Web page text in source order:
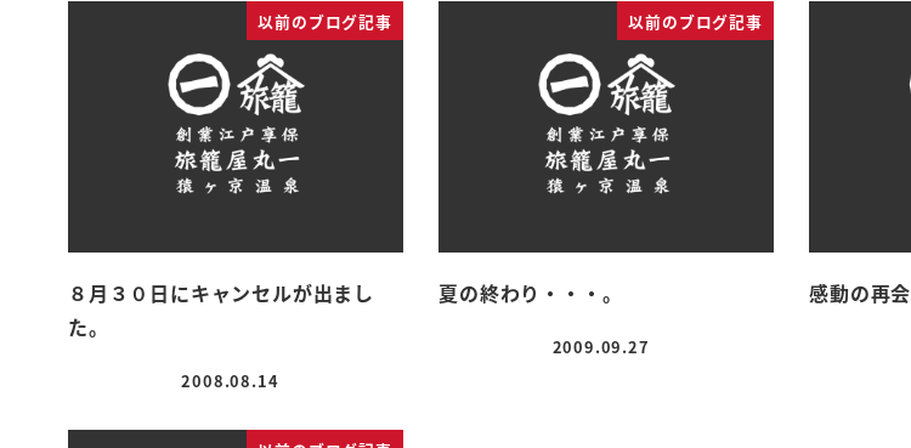
以前のブログ記事
８月３０日にキャンセルが出まし
た。
投稿日
2008.08.14
以前のブログ記事
夏の終わり・・・。
投稿日
2009.09.27
感動の再会